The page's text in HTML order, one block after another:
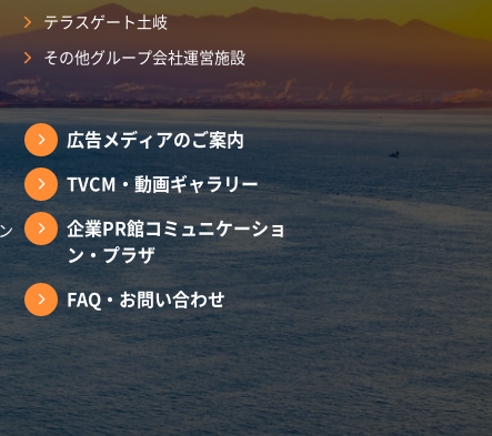
テラスゲート土岐
その他グループ会社運営施設
広告メディアのご案内
TVCM・動画ギャラリー
企業PR館コミュニケーショ
ン・プラザ
FAQ・お問い合わせ